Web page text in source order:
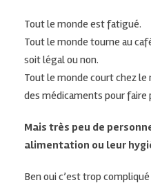
Tout le monde est fatigué.
Tout le monde tourne au
soit légal ou non.
Tout le monde court chez le
des médicaments pour faire
Mais très peu de
alimentation ou leur
Ben oui c’est trop